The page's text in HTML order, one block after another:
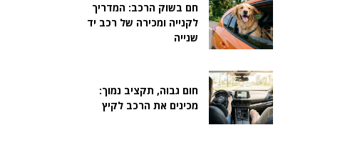
חם בשוק הרכב: המדריך
לקנייה ומכירה של רכב יד
שנייה
חום גבוה, תקציב נמוך:
מכינים את הרכב לקיץ